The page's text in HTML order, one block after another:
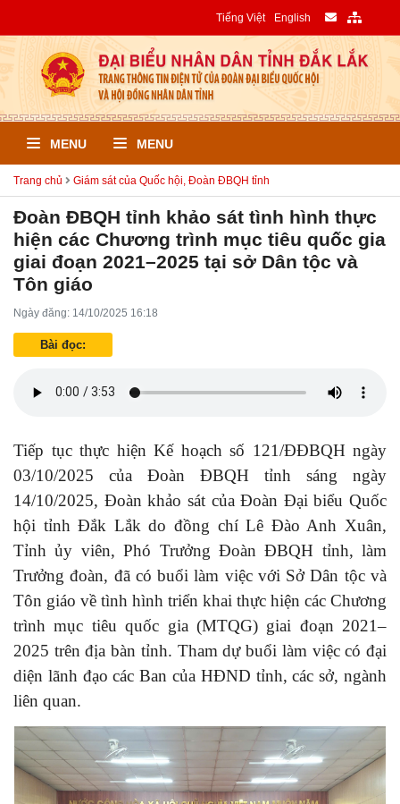
Tiếng Việt English
MENU MENU
Trang chủ Giám sát của Quốc hội, Đoàn ĐBQH tỉnh
Đoàn ĐBQH tỉnh khảo sát tình hình thực
hiện các Chương trình mục tiêu quốc gia
giai đoạn 2021–2025 tại sở Dân tộc và
Tôn giáo
Ngày đăng: 14/10/2025 16:18
Bài đọc:
Tiếp tục thực hiện Kế hoạch số 121/ĐĐBQH ngày
03/10/2025 của Đoàn ĐBQH tỉnh sáng ngày
14/10/2025, Đoàn khảo sát của Đoàn Đại biểu Quốc
hội tỉnh Đắk Lắk do đồng chí Lê Đào Anh Xuân,
Tỉnh ủy viên, Phó Trưởng Đoàn ĐBQH tỉnh, làm
Trưởng đoàn, đã có buổi làm việc với Sở Dân tộc và
Tôn giáo về tình hình triển khai thực hiện các Chương
trình mục tiêu quốc gia (MTQG) giai đoạn 2021–
2025 trên địa bàn tỉnh. Tham dự buổi làm việc có đại
diện lãnh đạo các Ban của HĐND tỉnh, các sở, ngành
liên quan.